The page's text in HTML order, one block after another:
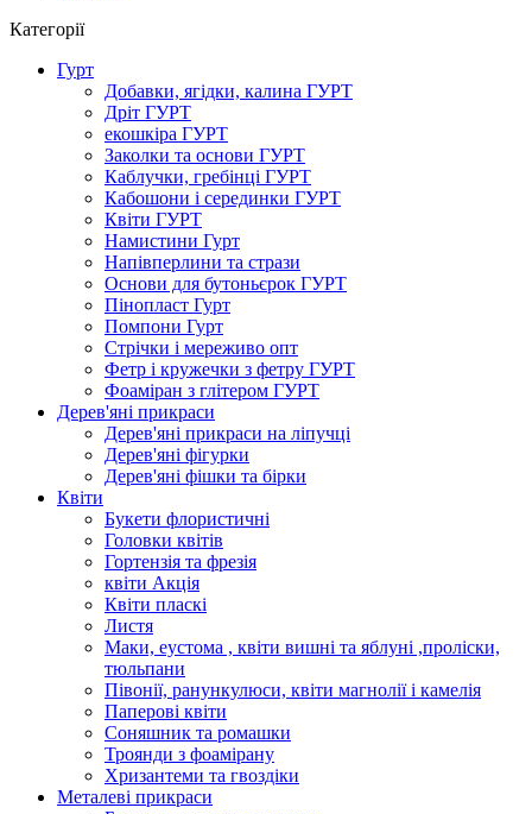
Категорії
Гурт
Добавки, ягідки, калина ГУРТ
Дріт ГУРТ
екошкіра ГУРТ
Заколки та основи ГУРТ
Каблучки, гребінці ГУРТ
Кабошони і серединки ГУРТ
Квіти ГУРТ
Намистини Гурт
Напівперлини та стрази
Основи для бутоньєрок ГУРТ
Пінопласт Гурт
Помпони Гурт
Стрічки і мереживо опт
Фетр і кружечки з фетру ГУРТ
Фоаміран з глітером ГУРТ
Дерев'яні прикраси
Дерев'яні прикраси на ліпучці
Дерев'яні фігурки
Дерев'яні фішки та бірки
Квіти
Букети флористичні
Головки квітів
Гортензія та фрезія
квіти Акція
Квіти пласкі
Листя
Маки, еустома , квіти вишні та яблуні ,проліски,
тюльпани
Півонії, ранункулюси, квіти магнолії і камелія
Паперові квіти
Соняшник та ромашки
Троянди з фоамірану
Хризантеми та гвоздіки
Металеві прикраси